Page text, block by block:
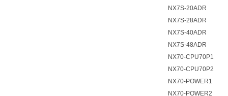
NX7S-20ADR
NX7S-28ADR
NX7S-40ADR
NX7S-48ADR
NX70-CPU70P1
NX70-CPU70P2
NX70-POWER1
NX70-POWER2